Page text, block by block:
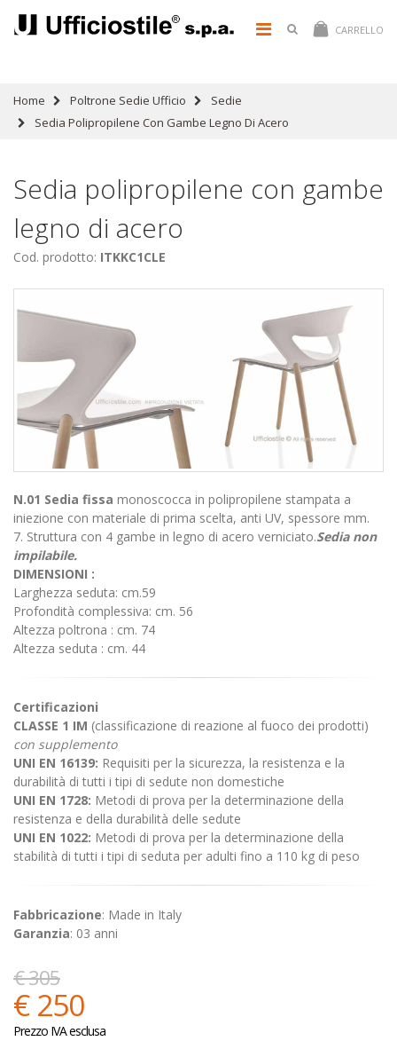
CARRELLO
Home Poltrone Sedie Ufficio
Sedie
Sedia Polipropilene Con Gambe Legno Di Acero
Sedia polipropilene con gambe
legno di acero
Cod. prodotto: ITKKC1CLE
N.01 Sedia fissa monoscocca in polipropilene stampata a
iniezione con materiale di prima scelta, anti UV, spessore mm.
7. Struttura con 4 gambe in legno di acero verniciato.Sedia non
impilabile.
DIMENSIONI :
Larghezza seduta: cm.59
Profondità complessiva: cm. 56
Altezza poltrona : cm. 74
Altezza seduta : cm. 44
Certificazioni
CLASSE 1 IM (classificazione di reazione al fuoco dei prodotti)
con supplemento
UNI EN 16139: Requisiti per la sicurezza, la resistenza e la
durabilità di tutti i tipi di sedute non domestiche
UNI EN 1728: Metodi di prova per la determinazione della
resistenza e della durabilità delle sedute
UNI EN 1022: Metodi di prova per la determinazione della
stabilità di tutti i tipi di seduta per adulti fino a 110 kg di peso
Fabbricazione: Made in Italy
Garanzia: 03 anni
€ 305
€ 250
Prezzo IVA esclusa